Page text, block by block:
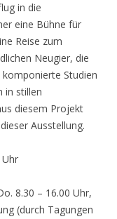
in die
eine Bühne für
Reise zum
Neugier, die
Studien
in stillen
diesem Projekt
Ausstellung.
8.30 – 16.00 Uhr,
(durch Tagungen